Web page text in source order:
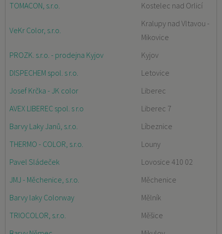
TOMACON, s.r.o.
Kostelec nad Orlicí
VeKr Color, s.r.o.
Kralupy nad Vltavou -
Mikovice
PROZK. s.r.o. - prodejna Kyjov
Kyjov
DISPECHEM spol. s r.o.
Letovice
Josef Krčka - JK color
Liberec
AVEX LIBEREC spol. s r.o
Liberec 7
Barvy Laky Janů, s.r.o.
Líbeznice
THERMO - COLOR, s.r.o.
Louny
Pavel Sládeček
Lovosice 410 02
JMJ - Měchenice, s.r.o.
Měchenice
Barvy laky Colorway
Mělník
TRIOCOLOR, s.r.o.
Měšice